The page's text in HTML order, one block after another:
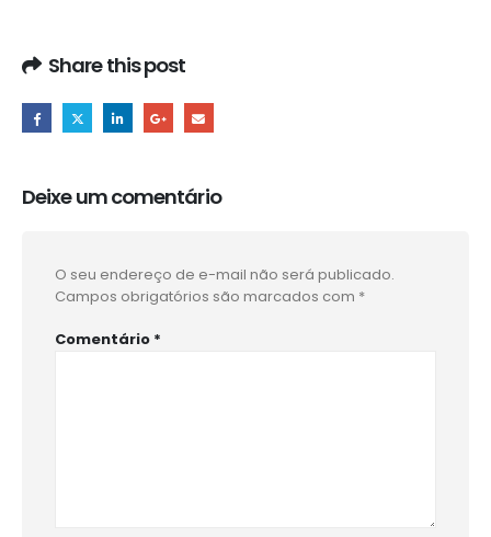
Share this post
Deixe um comentário
O seu endereço de e-mail não será publicado.
Campos obrigatórios são marcados com *
Comentário *